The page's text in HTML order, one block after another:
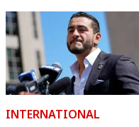
INTERNATIONAL